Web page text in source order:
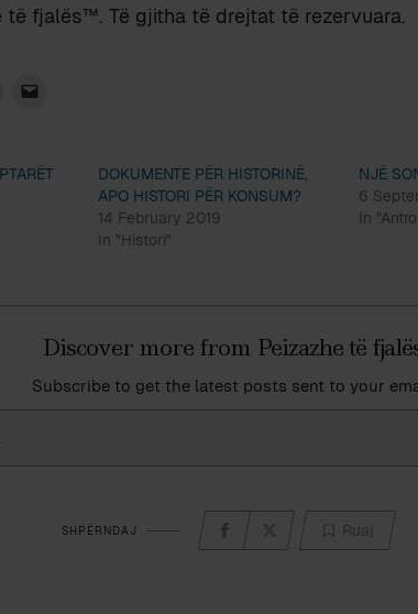
fjalës™. Të gjitha të drejtat të rezervuara.
DOKUMENTE PËR HISTORINË,
APO HISTORI PËR KONSUM?
14 February 2019
In "Histori"
NJË
6
In
Discover more from Peizazhe të
Subscribe to get the latest posts sent to your
SHPËRNDAJ Ruaj